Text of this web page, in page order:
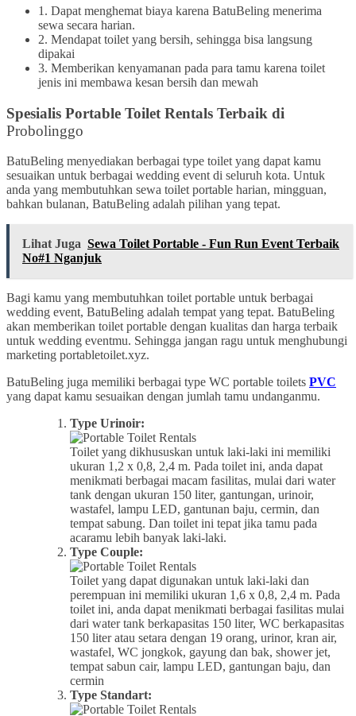
1. Dapat menghemat biaya karena BatuBeling menerima
sewa secara harian.
2. Mendapat toilet yang bersih, sehingga bisa langsung
dipakai
3. Memberikan kenyamanan pada para tamu karena toilet
jenis ini membawa kesan bersih dan mewah
Spesialis Portable Toilet Rentals Terbaik di
Probolinggo
BatuBeling menyediakan berbagai type toilet yang dapat kamu
sesuaikan untuk berbagai wedding event di seluruh kota. Untuk
anda yang membutuhkan sewa toilet portable harian, mingguan,
bahkan bulanan, BatuBeling adalah pilihan yang tepat.
Lihat Juga Sewa Toilet Portable - Fun Run Event Terbaik
No#1 Nganjuk
Bagi kamu yang membutuhkan toilet portable untuk berbagai
wedding event, BatuBeling adalah tempat yang tepat. BatuBeling
akan memberikan toilet portable dengan kualitas dan harga terbaik
untuk wedding eventmu. Sehingga jangan ragu untuk menghubungi
marketing portabletoilet.xyz.
BatuBeling juga memiliki berbagai type WC portable toilets PVC
yang dapat kamu sesuaikan dengan jumlah tamu undanganmu.
Type Urinoir:
Toilet yang dikhususkan untuk laki-laki ini memiliki
ukuran 1,2 x 0,8, 2,4 m. Pada toilet ini, anda dapat
menikmati berbagai macam fasilitas, mulai dari water
tank dengan ukuran 150 liter, gantungan, urinoir,
wastafel, lampu LED, gantunan baju, cermin, dan
tempat sabung. Dan toilet ini tepat jika tamu pada
acaramu lebih banyak laki-laki.
Type Couple:
Toilet yang dapat digunakan untuk laki-laki dan
perempuan ini memiliki ukuran 1,6 x 0,8, 2,4 m. Pada
toilet ini, anda dapat menikmati berbagai fasilitas mulai
dari water tank berkapasitas 150 liter, WC berkapasitas
150 liter atau setara dengan 19 orang, urinor, kran air,
wastafel, WC jongkok, gayung dan bak, shower jet,
tempat sabun cair, lampu LED, gantungan baju, dan
cermin
Type Standart: